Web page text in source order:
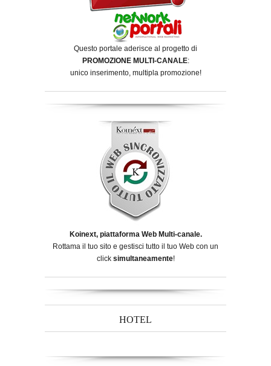
Questo portale aderisce al progetto di
PROMOZIONE MULTI-CANALE:
unico inserimento, multipla promozione!
Koinext, piattaforma Web Multi-canale.
Rottama il tuo sito e gestisci tutto il tuo Web con un
click simultaneamente!
HOTEL